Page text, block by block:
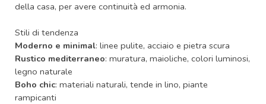
della casa, per avere continuità ed armonia.
Stili di tendenza
Moderno e minimal: linee pulite, acciaio e pietra scura
Rustico mediterraneo: muratura, maioliche, colori luminosi,
legno naturale
Boho chic: materiali naturali, tende in lino, piante
rampicanti